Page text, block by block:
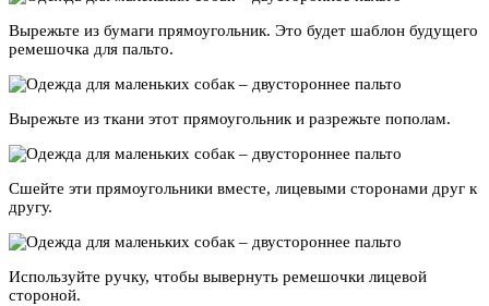
Вырежьте из бумаги прямоугольник. Это будет шаблон будущего
ремешочка для пальто.
Вырежьте из ткани этот прямоугольник и разрежьте пополам.
Сшейте эти прямоугольники вместе, лицевыми сторонами друг к
другу.
Используйте ручку, чтобы вывернуть ремешочки лицевой
стороной.